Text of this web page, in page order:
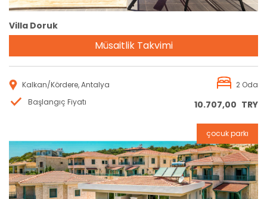
Villa Doruk
Müsaitlik Takvimi
Kalkan/Kördere, Antalya
2 Oda
Başlangıç Fiyatı
10.707,00 TRY
çocuk parkı